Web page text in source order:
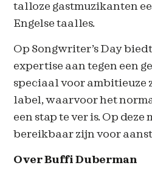
talloze gastmuzikanten
Engelse taalles.
Op Songwriter’s Day
expertise aan tegen een
speciaal voor ambitieuze
label, waarvoor het
een stap te ver is. Op
bereikbaar zijn voor
Over Buffi Duberman